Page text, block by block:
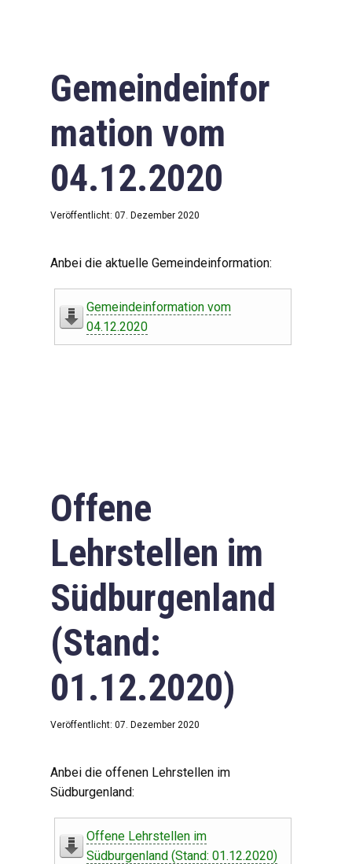
Gemeindeinfor
mation vom
04.12.2020
Veröffentlicht: 07. Dezember 2020
Anbei die aktuelle Gemeindeinformation:
Gemeindeinformation vom
04.12.2020
Offene
Lehrstellen im
Südburgenland
(Stand:
01.12.2020)
Veröffentlicht: 07. Dezember 2020
Anbei die offenen Lehrstellen im
Südburgenland:
Offene Lehrstellen im
Südburgenland (Stand: 01.12.2020)